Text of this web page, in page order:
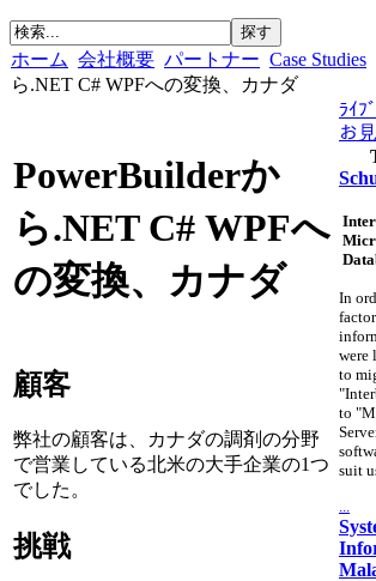
ホーム 会社概要 パートナー Case Studies
ら.NET С# WPFへの変換、カナダ
PowerBuilderか
ら.NET С# WPFへ
の変換、カナダ
顧客
弊社の顧客は、カナダの調剤の分野
で営業している北米の大手企業の1つ
でした。
挑戦
ﾗｲﾌ
お
In
were
to
to
suit